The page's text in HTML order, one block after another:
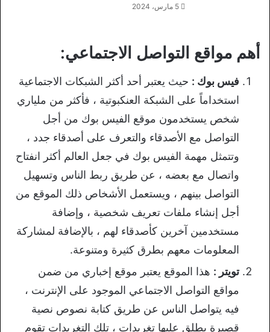
5 مارس، 2024
أهم مواقع التواصل الاجتماعي:
فيس بوك : حيث يعتبر أحد أكثر الشبكات الاجتماعية
استخداماً على الشبكة العنكبوتية ، فأكثر من ملياري
شخص يستخدمون موقع الفيس بوك من أجل
التواصل مع الأصدقاء والتعرف على أصدقاء جدد ،
وتتمثل مهمة الفيس بوك في جعل العالم أكثر انفتاح
واتصال مع بعضه ، عن طريق ربط الناس وتسهيل
التواصل بينهم ، ويستعمل الأشخاص ذلك الموقع من
أجل إنشاء ملفات تعريف شخصية ، وإضافة
مستخدمين آخرين كأصدقاء لهم ، بالإضافة لمشاركة
المعلومات معهم بطرق كثيرة ومتنوعة.
تويتر : هذا الموقع يعتبر موقع إخباري من ضمن
مواقع التواصل الاجتماعي الموجود على الإنترنت ،
فيه يتواصل الناس عن طريق كتابة نصوص نصية
قصيرة يطلق عليها تغريدات ، تلك التغريدات تقوم